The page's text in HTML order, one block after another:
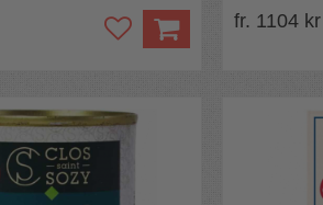
fr. 1104 kr